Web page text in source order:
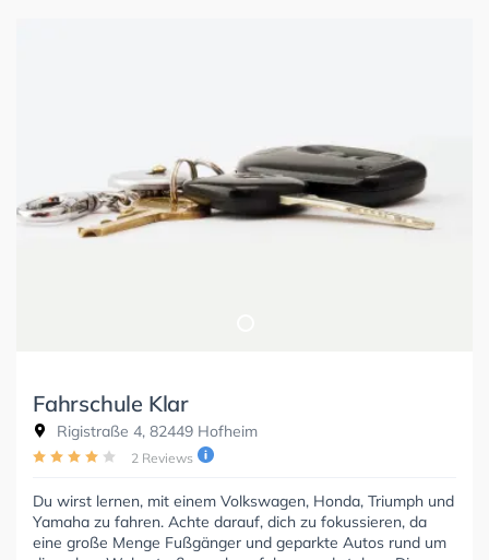
Fahrschule Klar
Rigistraße 4, 82449 Hofheim
2 Reviews
Du wirst lernen, mit einem Volkswagen, Honda, Triumph und
Yamaha zu fahren. Achte darauf, dich zu fokussieren, da
eine große Menge Fußgänger und geparkte Autos rund um